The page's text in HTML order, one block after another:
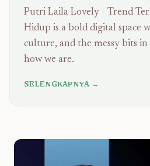
Putri Laila Lovely - Trend
Hidup is a bold digital space
culture, and the messy bits
how we are.
SELENGKAPNYA →